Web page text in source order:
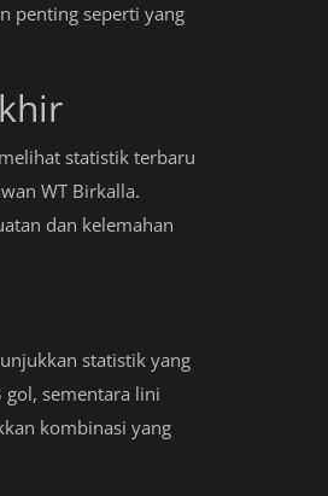
penting seperti yang
statistik terbaru
WT Birkalla.
dan kelemahan
statistik yang
gol, sementara lini
kombinasi yang